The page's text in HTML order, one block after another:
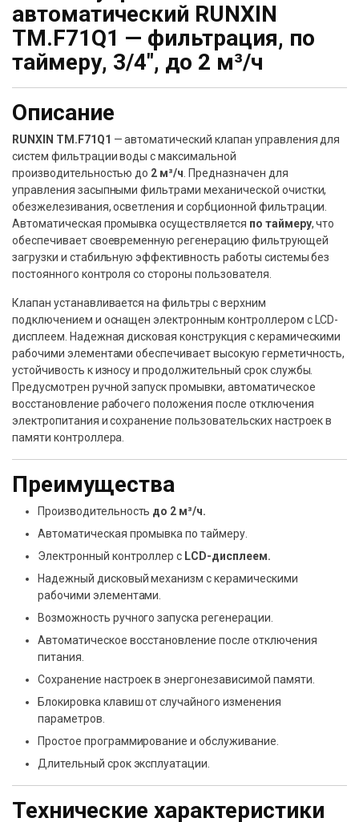
автоматический RUNXIN
TM.F71Q1 — фильтрация, по
таймеру, 3/4″, до 2 м³/ч
Описание
RUNXIN TM.F71Q1 — автоматический клапан управления для
систем фильтрации воды с максимальной
производительностью до 2 м³/ч. Предназначен для
управления засыпными фильтрами механической очистки,
обезжелезивания, осветления и сорбционной фильтрации.
Автоматическая промывка осуществляется по таймеру, что
обеспечивает своевременную регенерацию фильтрующей
загрузки и стабильную эффективность работы системы без
постоянного контроля со стороны пользователя.
Клапан устанавливается на фильтры с верхним
подключением и оснащен электронным контроллером с LCD-
дисплеем. Надежная дисковая конструкция с керамическими
рабочими элементами обеспечивает высокую герметичность,
устойчивость к износу и продолжительный срок службы.
Предусмотрен ручной запуск промывки, автоматическое
восстановление рабочего положения после отключения
электропитания и сохранение пользовательских настроек в
памяти контроллера.
Преимущества
Производительность до 2 м³/ч.
Автоматическая промывка по таймеру.
Электронный контроллер с LCD-дисплеем.
Надежный дисковый механизм с керамическими
рабочими элементами.
Возможность ручного запуска регенерации.
Автоматическое восстановление после отключения
питания.
Сохранение настроек в энергонезависимой памяти.
Блокировка клавиш от случайного изменения
параметров.
Простое программирование и обслуживание.
Длительный срок эксплуатации.
Технические характеристики